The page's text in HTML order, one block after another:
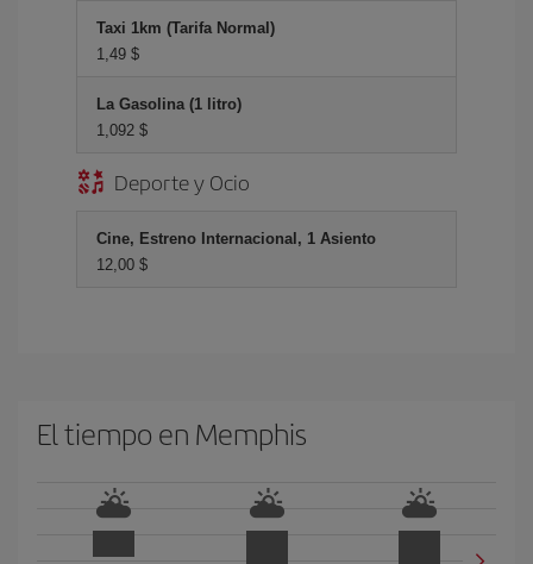
Taxi 1km (Tarifa Normal)
1,49 $
La Gasolina (1 litro)
1,092 $
Deporte y Ocio
Cine, Estreno Internacional, 1 Asiento
12,00 $
El tiempo en Memphis